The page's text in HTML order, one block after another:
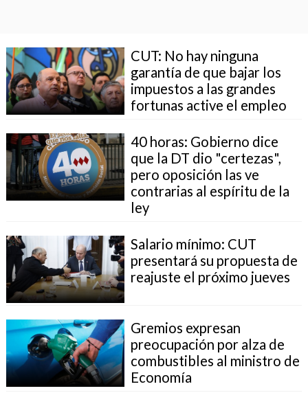
CUT: No hay ninguna
garantía de que bajar los
impuestos a las grandes
fortunas active el empleo
40 horas: Gobierno dice
que la DT dio "certezas",
pero oposición las ve
contrarias al espíritu de la
ley
Salario mínimo: CUT
presentará su propuesta de
reajuste el próximo jueves
Gremios expresan
preocupación por alza de
combustibles al ministro de
Economía